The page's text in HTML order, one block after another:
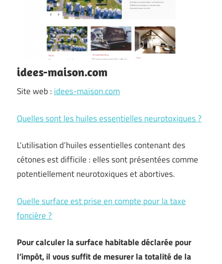
idees-maison.com
Site web : idees-maison.com
Quelles sont les huiles essentielles neurotoxiques ?
L’utilisation d’huiles essentielles contenant des
cétones est difficile : elles sont présentées comme
potentiellement neurotoxiques et abortives.
Quelle surface est prise en compte pour la taxe
foncière ?
Pour calculer lasurface habitabledéclarée pour
l’impôt, il vous suffit de mesurer la totalité de la